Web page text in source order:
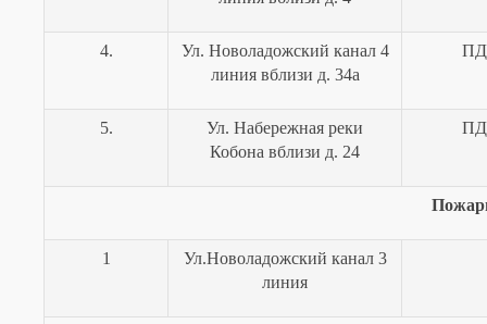
4.
Ул. Новоладожский канал 4
линия вблизи д. 34а
ПД
5.
Ул. Набережная реки
Кобона вблизи д. 24
ПД
1
Ул.Новоладожский канал 3
линия